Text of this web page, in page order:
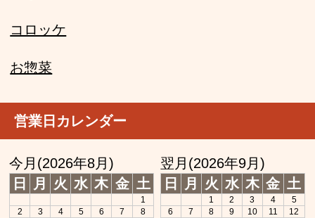
コロッケ
お惣菜
営業日カレンダー
今月(2026年8月)
日
月 火 水 木 金 土
1
2
3 4 5 6 7
8
翌月(2026年9月)
日
月 火 水 木 金 土
1 2 3 4
5
6
7 8 9 10 11
12